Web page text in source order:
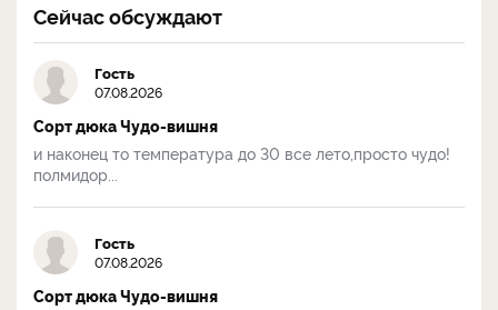
Сейчас обсуждают
Гость
07.08.2026
Сорт дюка Чудо-вишня
и наконец то температура до 30 все лето,просто чудо!
полмидор...
Гость
07.08.2026
Сорт дюка Чудо-вишня